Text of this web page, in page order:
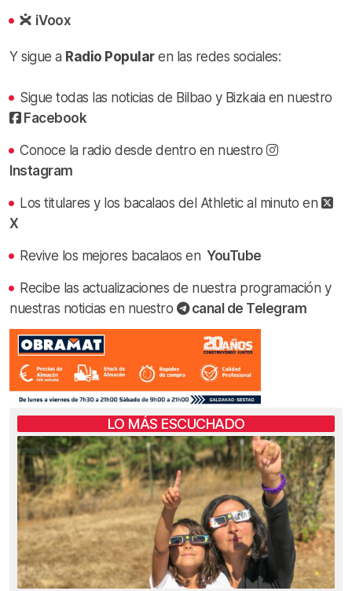
iVoox
Y sigue a Radio Popularen las redes sociales:
Sigue todas las noticias de Bilbao y Bizkaia en nuestro
Facebook
Conoce la radio desde dentro en nuestro
Instagram
Los titulares y los bacalaos del Athletic al minuto en
X
Revive los mejores bacalaos en YouTube
Recibe las actualizaciones de nuestra programación y
nuestras noticias en nuestro
canal de Telegram
LO MÁS ESCUCHADO